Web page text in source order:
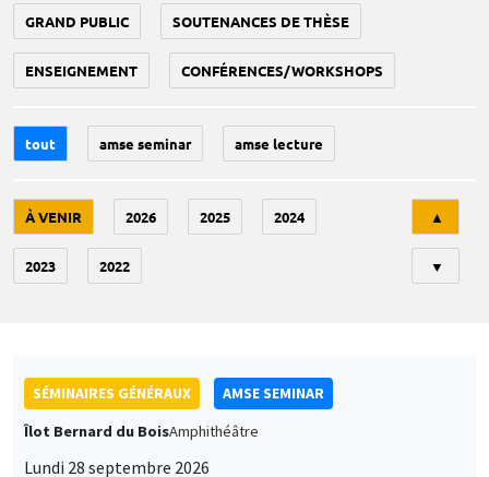
GRAND PUBLIC SOUTENANCES DE THÈSE
ENSEIGNEMENT CONFÉRENCES/WORKSHOPS
tout amse seminar amse lecture
À VENIR 2026 2025 2024
2023 2022
▲
▼
SÉMINAIRES GÉNÉRAUX
AMSE SEMINAR
Îlot Bernard du BoisAmphithéâtre
Lundi 28 septembre 2026